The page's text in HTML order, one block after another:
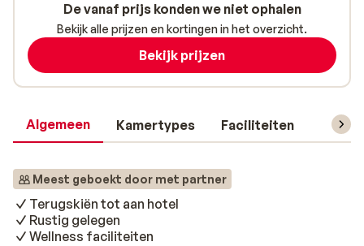
Algemeen Kamertypes Faciliteiten
Meest geboekt door met partner
Terugskiën tot aan hotel
Rustig gelegen
Wellness faciliteiten
De vanaf prijs konden we niet ophalen
Bekijk alle prijzen en kortingen in het overzicht.
Bekijk prijzen